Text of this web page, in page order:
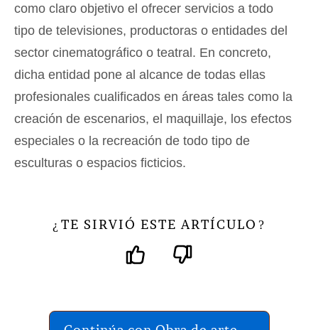
como claro objetivo el ofrecer servicios a todo
tipo de televisiones, productoras o entidades del
sector cinematográfico o teatral. En concreto,
dicha entidad pone al alcance de todas ellas
profesionales cualificados en áreas tales como la
creación de escenarios, el maquillaje, los efectos
especiales o la recreación de todo tipo de
esculturas o espacios ficticios.
¿ TE SIRVIÓ ESTE ARTÍCULO ?